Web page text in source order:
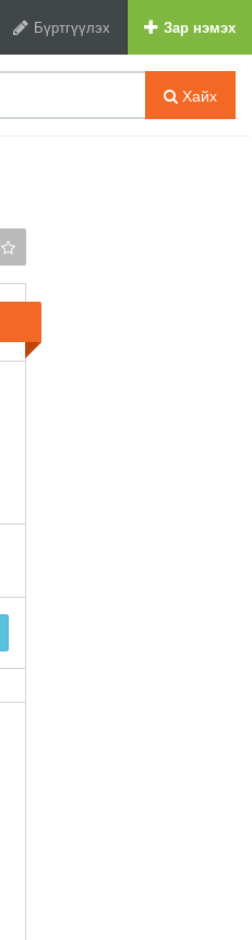
Бүртгүүлэх Зар нэмэх
Хайх